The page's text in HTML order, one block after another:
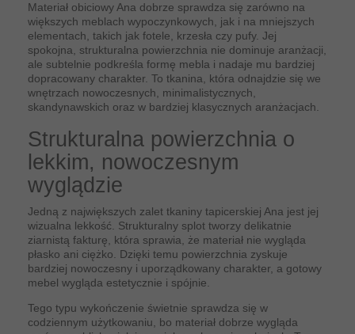
Materiał obiciowy Ana dobrze sprawdza się zarówno na
większych meblach wypoczynkowych, jak i na mniejszych
elementach, takich jak fotele, krzesła czy pufy. Jej
spokojna, strukturalna powierzchnia nie dominuje aranżacji,
ale subtelnie podkreśla formę mebla i nadaje mu bardziej
dopracowany charakter. To tkanina, która odnajdzie się we
wnętrzach nowoczesnych, minimalistycznych,
skandynawskich oraz w bardziej klasycznych aranżacjach.
Strukturalna powierzchnia o
lekkim, nowoczesnym
wyglądzie
Jedną z największych zalet tkaniny tapicerskiej Ana jest jej
wizualna lekkość. Strukturalny splot tworzy delikatnie
ziarnistą fakturę, która sprawia, że materiał nie wygląda
płasko ani ciężko. Dzięki temu powierzchnia zyskuje
bardziej nowoczesny i uporządkowany charakter, a gotowy
mebel wygląda estetycznie i spójnie.
Tego typu wykończenie świetnie sprawdza się w
codziennym użytkowaniu, bo materiał dobrze wygląda